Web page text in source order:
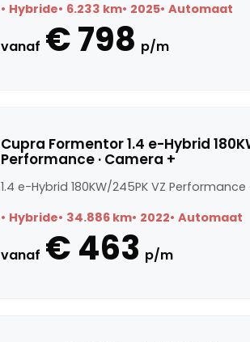
Hybride 6.233 km 2025 Automaat
vanaf € 798 p/m
Cupra Formentor 1.4 e-Hybrid
Performance · Camera +
1.4 e-Hybrid 180KW/245PK VZ
Hybride 34.886 km 2022 Automaat
vanaf € 463 p/m